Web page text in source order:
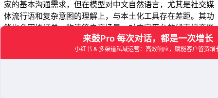
家的基本沟通需求，但在模型对中文自然语言，尤其是社交媒
体流行语和复杂意图的理解上，与本土化工具存在差距。其功
能也多围绕订单、物流等电商场景，对内容平台的线索培育能
单平台辅助插件：市面上存在大量针对单一平台（如抖音或小